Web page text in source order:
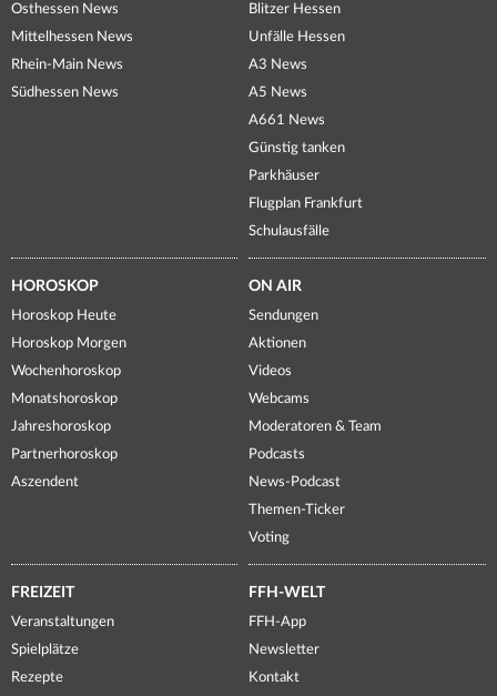
Osthessen News
Mittelhessen News
Rhein-Main News
Südhessen News
Blitzer Hessen
Unfälle Hessen
A3 News
A5 News
A661 News
Günstig tanken
Parkhäuser
Flugplan Frankfurt
Schulausfälle
HOROSKOP
Horoskop Heute
Horoskop Morgen
Wochenhoroskop
Monatshoroskop
Jahreshoroskop
Partnerhoroskop
Aszendent
ON AIR
Sendungen
Aktionen
Videos
Webcams
Moderatoren & Team
Podcasts
News-Podcast
Themen-Ticker
Voting
FREIZEIT
Veranstaltungen
Spielplätze
Rezepte
FFH-WELT
FFH-App
Newsletter
Kontakt